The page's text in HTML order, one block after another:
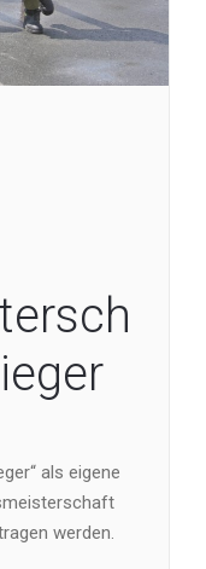
als eigene
werden.